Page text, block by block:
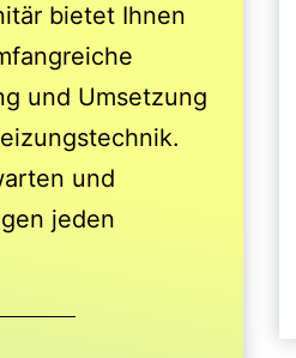
bietet Ihnen
und Umsetzung
und
jeden